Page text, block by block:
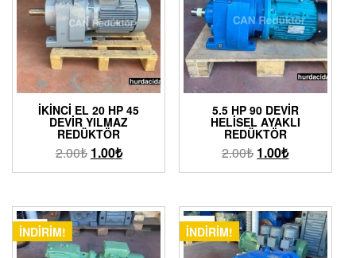
İKINCI EL 20 HP 45
DEVIR YILMAZ
REDÜKTÖR
2.00₺ 1.00₺
5.5 HP 90 DEVIR
HELISEL AYAKLI
REDÜKTÖR
2.00₺ 1.00₺
İNDIRIM! İNDIRIM!